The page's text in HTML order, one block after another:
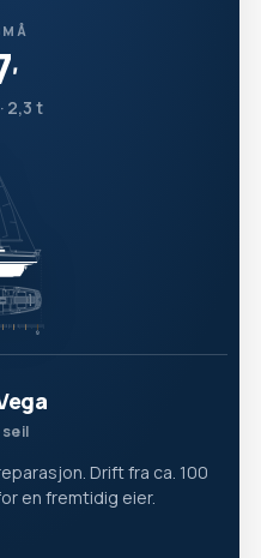
′
2,3 t
seil
Drift fra ca. 100
en fremtidig eier.